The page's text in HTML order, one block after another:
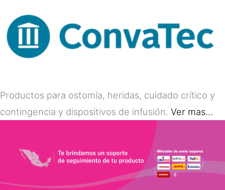
Productos para ostomía, heridas, cuidado crítico y
contingencia y dispositivos de infusión. Ver mas…